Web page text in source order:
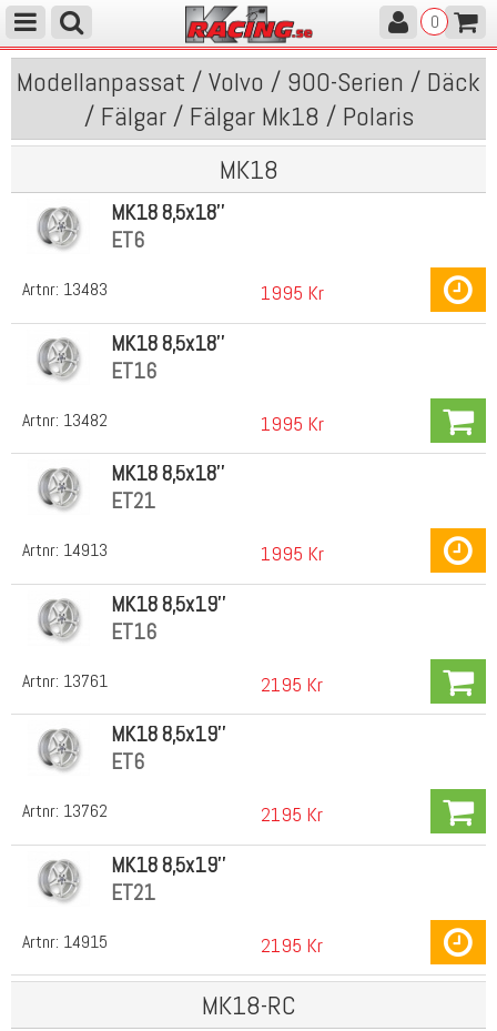
0
Modellanpassat / Volvo / 900-Serien / Däck
/ Fälgar / Fälgar Mk18 / Polaris
MK18
Artnr: 13483
MK18 8,5x18''
ET6
1995 Kr
Artnr: 13482
MK18 8,5x18''
ET16
1995 Kr
Artnr: 14913
MK18 8,5x18''
ET21
1995 Kr
Artnr: 13761
MK18 8,5x19''
ET16
2195 Kr
Artnr: 13762
MK18 8,5x19''
ET6
2195 Kr
Artnr: 14915
MK18 8,5x19''
ET21
2195 Kr
MK18-RC